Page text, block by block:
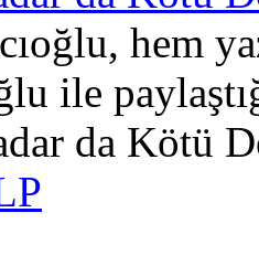
hem
ile
da Kötü